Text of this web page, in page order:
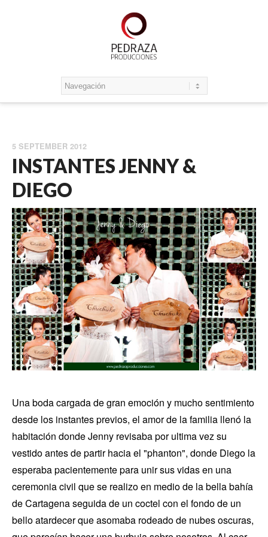
5 SEPTEMBER 2012
INSTANTES JENNY &
DIEGO
Una boda cargada de gran emoción y mucho sentimiento
desde los instantes previos, el amor de la familia llenó la
habitación donde Jenny revisaba por ultima vez su
vestido antes de partir hacia el "phanton", donde Diego la
esperaba pacientemente para unir sus vidas en una
ceremonia civil que se realizo en medio de la bella bahía
de Cartagena seguida de un coctel con el fondo de un
bello atardecer que asomaba rodeado de nubes oscuras,